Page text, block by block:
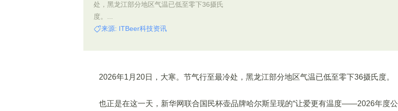
处，黑龙江部分地区气温已低至零下36摄氏
度。...
来源: ITBeer科技资讯
2026年1月20日，大寒。节气行至最冷处，黑龙江部分地区气温已低至零下36摄氏度。
也正是在这一天，新华网联合国民杯壶品牌哈尔斯呈现的“让爱更有温度——2026年度公